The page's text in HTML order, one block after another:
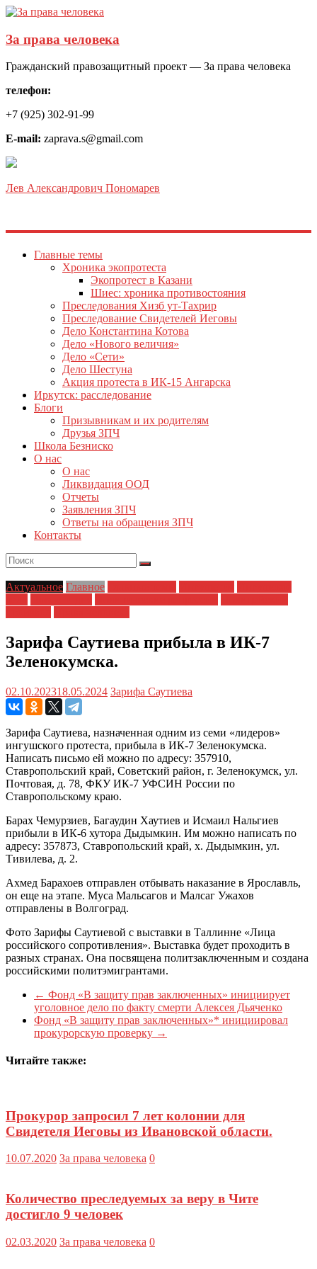
За права человека
Гражданский правозащитный проект — За права человека
телефон:
+7 (925) 302-91-99
E-mail: zaprava.s@gmail.com
Лев Александрович Пономарев
Главные темы
Хроника экопротеста
Экопротест в Казани
Шиес: хроника противостояния
Преследования Хизб ут-Тахрир
Преследование Свидетелей Иеговы
Дело Константина Котова
Дело «Нового величия»
Дело «Сети»
Дело Шестуна
Акция протеста в ИК-15 Ангарска
Иркутск: расследование
Блоги
Призывникам и их родителям
Друзья ЗПЧ
Школа Безниско
О нас
О нас
Ликвидация ООД
Отчеты
Заявления ЗПЧ
Ответы на обращения ЗПЧ
Контакты
Актуальное Главное
Зарифа Саутиева прибыла в ИК-7
Зеленокумска.
02.10.202318.05.2024 Зарифа Саутиева
Зарифа Саутиева, назначенная одним из семи «лидеров»
ингушского протеста, прибыла в ИК-7 Зеленокумска.
Написать письмо ей можно по адресу: 357910,
Ставропольский край, Советский район, г. Зеленокумск, ул.
Почтовая, д. 78, ФКУ ИК-7 УФСИН России по
Ставропольскому краю.
Барах Чемурзиев, Багаудин Хаутиев и Исмаил Нальгиев
прибыли в ИК-6 хутора Дыдымкин. Им можно написать по
адресу: 357873, Ставропольский край, x. Дыдымкин, ул.
Тивилева, д. 2.
Ахмед Барахоев отправлен отбывать наказание в Ярославль,
он еще на этапе. Муса Мальсагов и Малсаг Ужахов
отправлены в Волгоград.
Фото Зарифы Саутиевой с выставки в Таллинне «Лица
российского сопротивления». Выставка будет проходить в
разных странах. Она посвящена политзаключенным и создана
российскими политэмигрантами.
← Фонд «В защиту прав заключенных» инициирует
уголовное дело по факту смерти Алексея Дьяченко
Фонд «В защиту прав заключенных»* инициировал
прокурорскую проверку →
Читайте также:
Прокурор запросил 7 лет колонии для
Свидетеля Иеговы из Ивановской области.
10.07.2020 За права человека 0
Количество преследуемых за веру в Чите
достигло 9 человек
02.03.2020 За права человека 0